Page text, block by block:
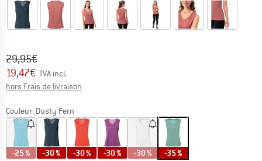
Prix initial :
29,95€
Prix:
19,47€ TVA incl.
hors Frais de livraison
Couleur: Dusty Fern
-25 % -30 % -30 % -30 % -30 % -35 %